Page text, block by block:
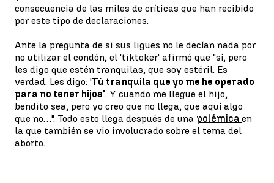
consecuencia de las miles de críticas que han recibido
por este tipo de declaraciones.
Ante la pregunta de si sus ligues no le decían nada por
no utilizar el condón, el 'tiktoker' afirmó que "sí, pero
les digo que estén tranquilas, que soy estéril. Es
verdad. Les digo: 'Tú tranquila que yo me he operado
para no tener hijos'. Y cuando me llegue el hijo,
bendito sea, pero yo creo que no llega, que aquí algo
que no…". Todo esto llega después de una polémica en
la que también se vio involucrado sobre el tema del
aborto.